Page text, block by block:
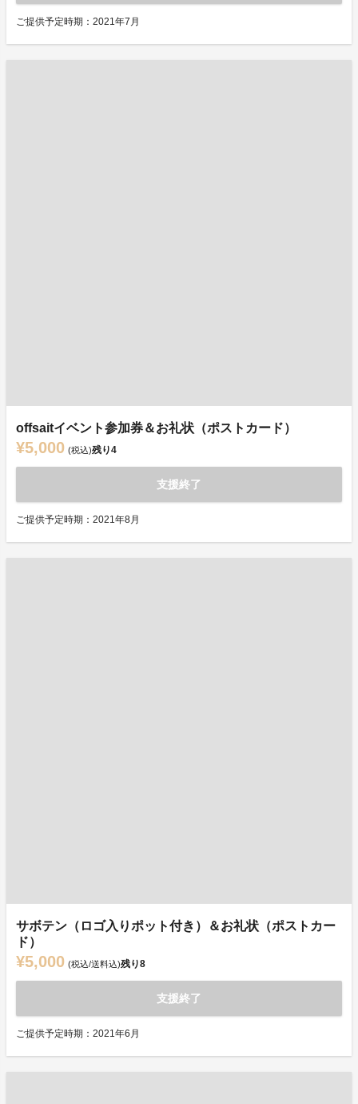
ご提供予定時期：2021年7月
offsaitイベント参加券＆お礼状（ポストカード）
¥5,000 (税込)残り4
支援終了
ご提供予定時期：2021年8月
サボテン（ロゴ入りポット付き）＆お礼状（ポストカー
ド）
¥5,000 (税込/送料込)残り8
支援終了
ご提供予定時期：2021年6月